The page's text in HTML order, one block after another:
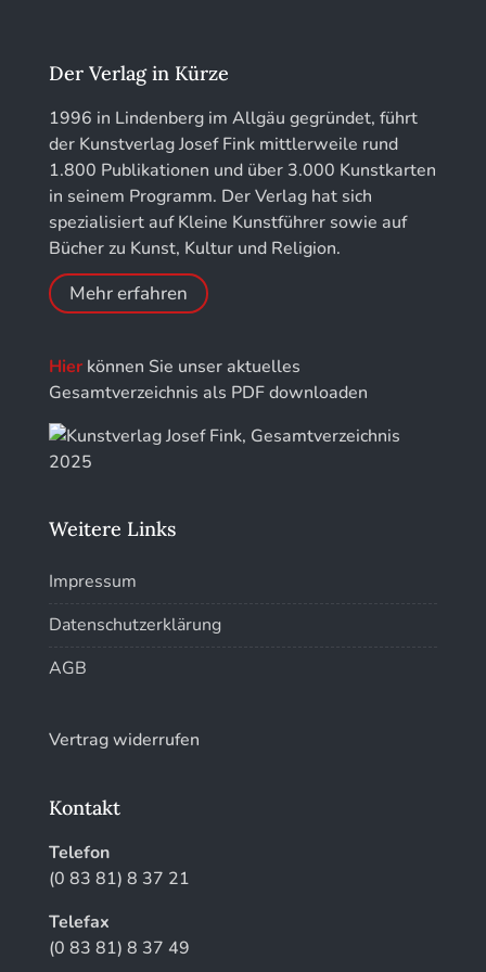
Kunstführer M
Kunstführer NO
Kunstführer PQ
Kunstführer R
Kunstführer Sch
Kunstführer St
Jahresschriften der DGC Deutsche Gesellschaft
für Chronometrie
Jahrbuch der Stiftung Thüringer Schlösser und
Gärten
Der Verlag in Kürze
1996 in Lindenberg im Allgäu gegründet, führt
der Kunstverlag Josef Fink mittlerweile rund
1.800 Publikationen und über 3.000 Kunstkarten
in seinem Programm. Der Verlag hat sich
spezialisiert auf Kleine Kunstführer sowie auf
Bücher zu Kunst, Kultur und Religion.
Mehr erfahren
Hierkönnen Sie unser aktuelles
Gesamtverzeichnis als PDF downloaden
Weitere Links
Impressum
Datenschutzerklärung
AGB
Vertrag widerrufen
Kontakt
Telefon
(0 83 81) 8 37 21
Telefax
(0 83 81) 8 37 49